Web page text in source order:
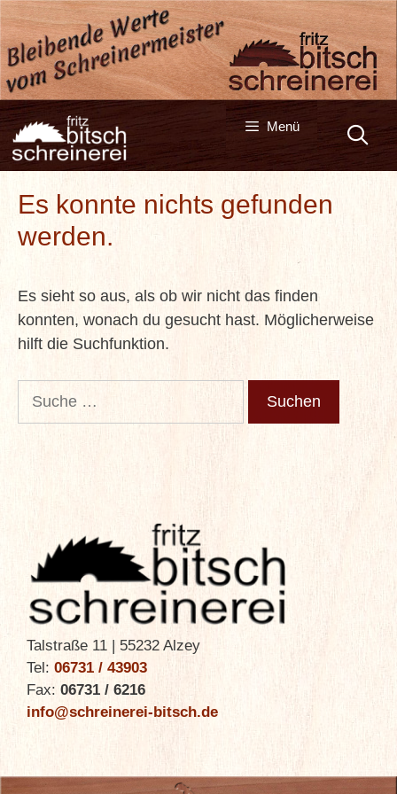
Zum
Inhalt
springen
Menü
Es konnte nichts gefunden
werden.
Es sieht so aus, als ob wir nicht das finden
konnten, wonach du gesucht hast. Möglicherweise
hilft die Suchfunktion.
Suche
Talstraße 11 | 55232 Alzey
Tel: 06731 / 43903
Fax: 06731 / 6216
info@schreinerei-bitsch.de